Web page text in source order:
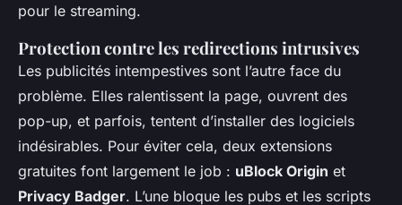
pour le streaming.
Protection contre les redirections intrusives
Les publicités intempestives sont l’autre face du
problème. Elles ralentissent la page, ouvrent des
pop-up, et parfois, tentent d’installer des logiciels
indésirables. Pour éviter cela, deux extensions
gratuites font largement le job : uBlock Origin et
Privacy Badger. L’une bloque les pubs et les scripts